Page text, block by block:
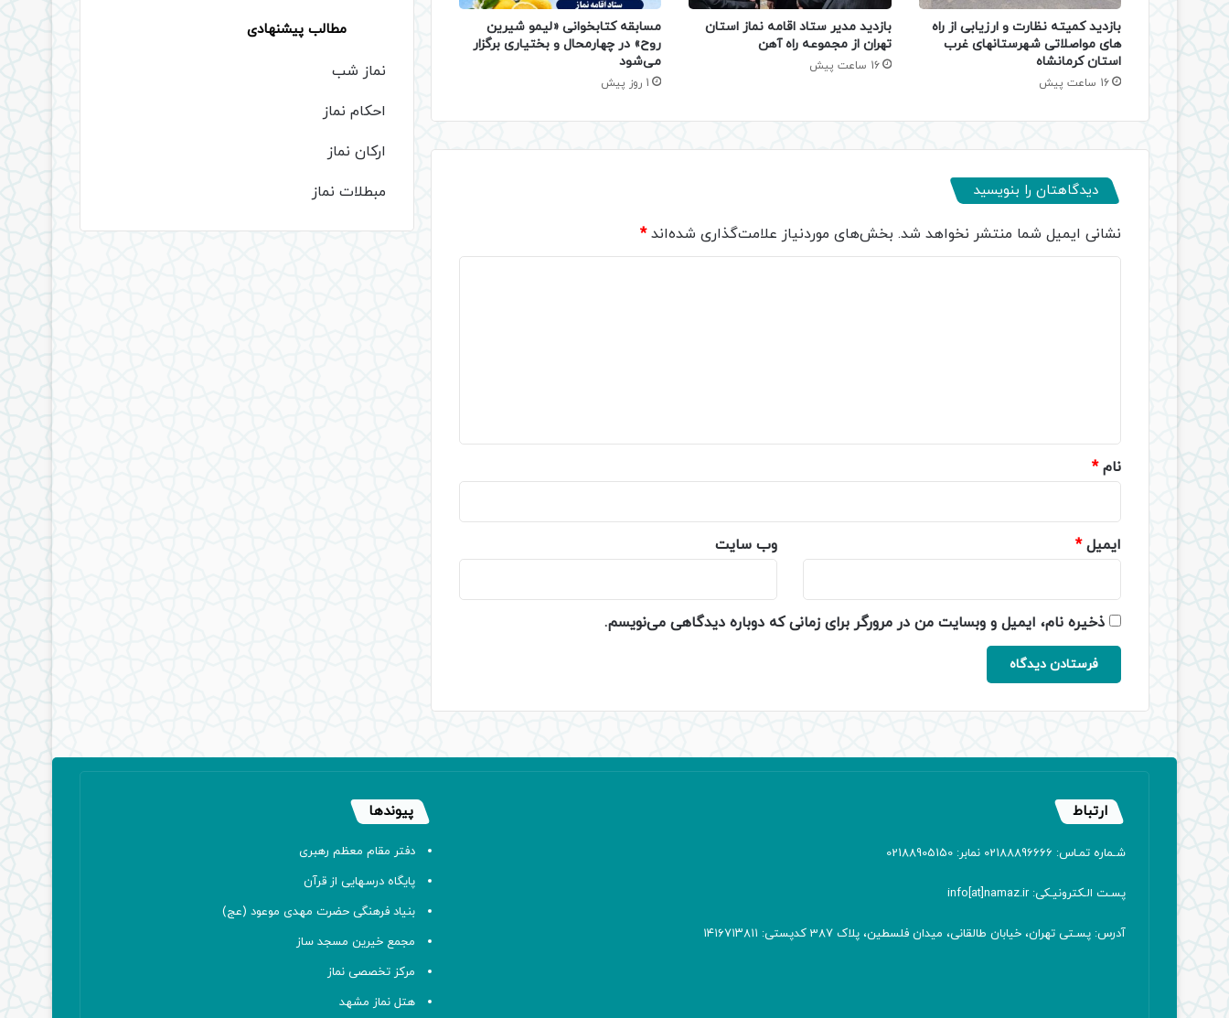
بازدید کمیته نظارت و ارزیابی از راه
های مواصلاتی شهرستانهای غرب
استان کرمانشاه
16 ساعت پیش
بازدید مدیر ستاد اقامه نماز استان
تهران از مجموعه راه آهن
16 ساعت پیش
مسابقه کتابخوانی «لیمو شیرین
روح» در چهارمحال و بختیاری برگزار
می‌شود
1 روز پیش
دیدگاهتان را بنویسید
نشانی ایمیل شما منتشر نخواهد شد. بخش‌های موردنیاز علامت‌گذاری شده‌اند*
نام*
ایمیل* وب‌ سایت
ذخیره نام، ایمیل و وبسایت من در مرورگر برای زمانی که دوباره دیدگاهی می‌نویسم.
مطالب پیشنهادی
نماز شب
احکام نماز
ارکان نماز
مبطلات نماز
ارتباط
شـماره تمـاس: 02188896666 نمابر: 02188905150
پسـت الـکترونیـکی: info[at]namaz.ir
آدرس: پسـتی تهران، خیابان طالقانی، میدان فلسطین، پلاک 387 کدپستی: ۱۴۱۶۷۱۳۸۱۱
پیوندها
دفتر مقام معظم رهبری
پایگاه درسهایی از قرآن
بنیاد فرهنگی حضرت مهدی موعود (عج)
مجمع خیرین مسجد ساز
مرکز تخصصی نماز
هتل نماز مشهد